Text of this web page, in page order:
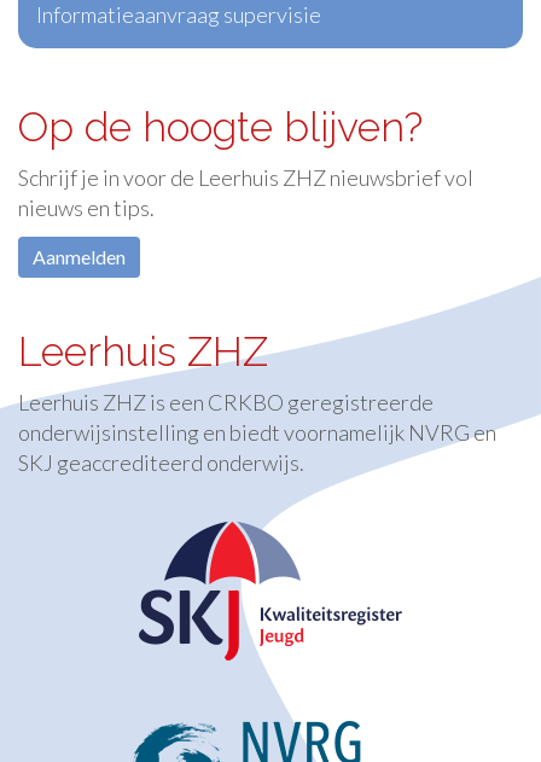
Informatieaanvraag supervisie
Op de hoogte blijven?
Schrijf je in voor de Leerhuis ZHZ nieuwsbrief vol
nieuws en tips.
Leerhuis ZHZ
Leerhuis ZHZ is een CRKBO geregistreerde
onderwijsinstelling en biedt voornamelijk NVRG en
SKJ geaccrediteerd onderwijs.